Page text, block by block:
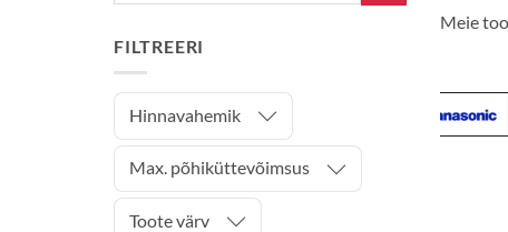
FILTREERI
Hinnavahemik
Max. põhiküttevõimsus
Toote värv
Meie